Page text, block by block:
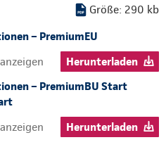
Größe: 290 kb
– PremiumEU
Herunterladen
– PremiumBU Start
Herunterladen